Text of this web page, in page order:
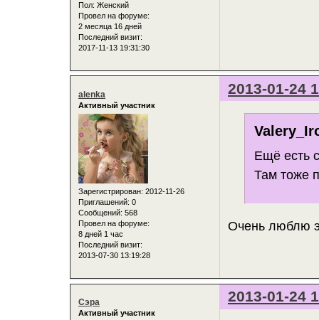
Пол: Женский
Провел на форуме:
2 месяца 16 дней
Последний визит:
2017-11-13 19:31:30
2013-01-24
alenka
Активный участник
Зарегистрирован: 2012-11-26
Приглашений: 0
Сообщений: 568
Провел на форуме:
8 дней 1 час
Последний визит:
2013-07-30 13:19:28
Ещё есть
Там тоже
Очень люблю
2013-01-24
Сэра
Активный участник